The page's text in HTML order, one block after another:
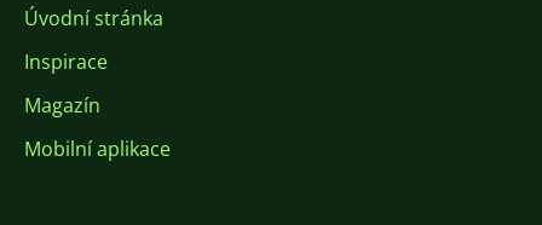
Úvodní stránka
Inspirace
Magazín
Mobilní aplikace